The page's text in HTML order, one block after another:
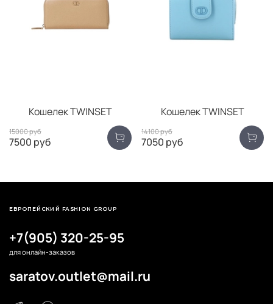
Кошелек TWINSET
15000 руб
7500 руб
Кошелек TWINSET
14100 руб
7050 руб
+7(905) 320-25-95
для онлайн-заказов
saratov.outlet@mail.ru
ЕВРОПЕЙСКИЙ FASHION GROUP